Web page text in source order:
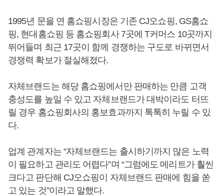
1995년 문을 연 홈쇼핑시장은 기존 CJ오쇼핑, GS홈쇼
핑, 현대홈쇼핑 등 홈쇼핑회사 7곳에 T커머스 10곳까지
뛰어들며 최근 17곳이 함께 경쟁하는 구도로 바뀌면서
경쟁력 확보가 절실해졌다.
자체브랜드는 해당 홈쇼핑에서만 판매하는 만큼 고객
충성도를 높일 수 있고 자체브랜드가 대박이라도 터뜨
릴 경우 홈쇼핑회사의 홍보효과까지 톡톡히 누릴 수 있
다.
업계 관계자는 “자체브랜드는 출시하기까지 많은 노력
이 필요하고 관리도 어렵다”며 “그럼에도 메리트가 훨씬
크다고 판단해 CJ오쇼핑이 자체브랜드 판매에 힘을 쏟
고 있는 것”이라고 말했다.